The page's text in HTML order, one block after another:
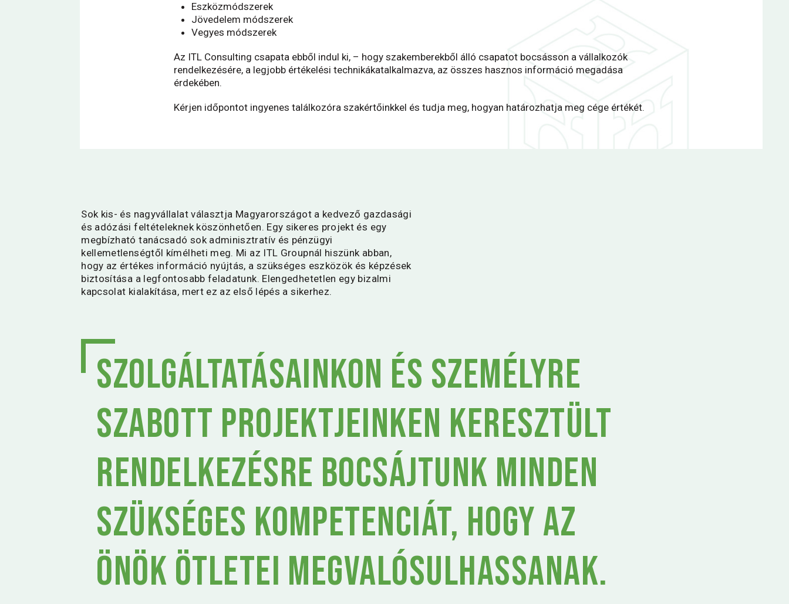
Eszközmódszerek
Jövedelem módszerek
Vegyes módszerek
Az ITL Consulting csapata ebből indul ki, – hogy szakemberekből álló csapatot bocsásson a vállalkozók
rendelkezésére, a legjobb értékelési technikákatalkalmazva, az összes hasznos információ megadása
érdekében.
Kérjen időpontot ingyenes találkozóra szakértőinkkel és tudja meg, hogyan határozhatja meg cége értékét.
Sok kis- és nagyvállalat választja Magyarországot a kedvező gazdasági
és adózási feltételeknek köszönhetően. Egy sikeres projekt és egy
megbízható tanácsadó sok adminisztratív és pénzügyi
kellemetlenségtől kímélheti meg. Mi az ITL Groupnál hiszünk abban,
hogy az értékes információ nyújtás, a szükséges eszközök és képzések
biztosítása a legfontosabb feladatunk. Elengedhetetlen egy bizalmi
kapcsolat kialakítása, mert ez az első lépés a sikerhez.
Szolgáltatásainkon és személyre
szabott projektjeinken keresztült
rendelkezésre bocsájtunk minden
szükséges kompetenciát, hogy az
Önök ötletei megvalósulhassanak.